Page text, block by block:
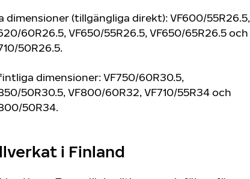
dimensioner (tillgängliga direkt): VF600/55R26.5,
60R26.5, VF650/55R26.5, VF650/65R26.5 och
50R26.5.
dimensioner: VF750/60R30.5,
50R30.5, VF800/60R32, VF710/55R34 och
50R34.
i Finland